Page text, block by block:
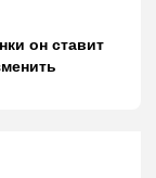
он ставит